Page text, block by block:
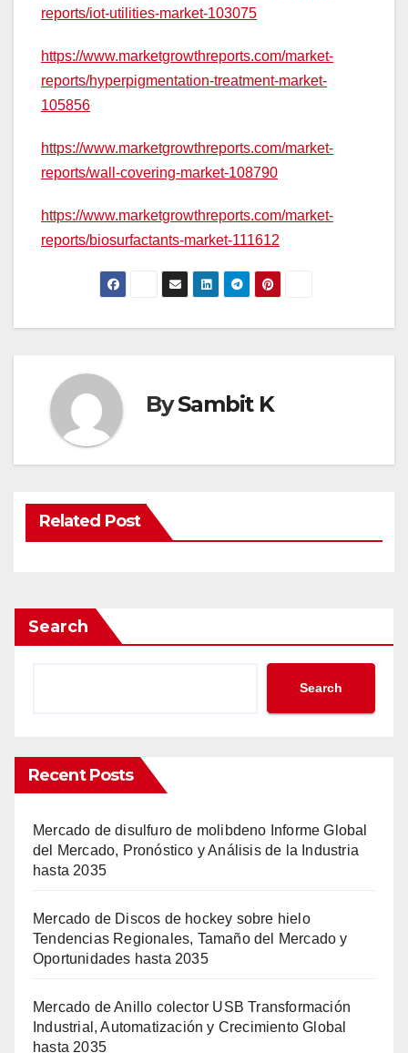
reports/iot-utilities-market-103075
https://www.marketgrowthreports.com/market-
reports/hyperpigmentation-treatment-market-
105856
https://www.marketgrowthreports.com/market-
reports/wall-covering-market-108790
https://www.marketgrowthreports.com/market-
reports/biosurfactants-market-111612
BySambit K
Related Post
Search
Search
Recent Posts
Mercado de disulfuro de molibdeno Informe Global
del Mercado, Pronóstico y Análisis de la Industria
hasta 2035
Mercado de Discos de hockey sobre hielo
Tendencias Regionales, Tamaño del Mercado y
Oportunidades hasta 2035
Mercado de Anillo colector USB Transformación
Industrial, Automatización y Crecimiento Global
hasta 2035